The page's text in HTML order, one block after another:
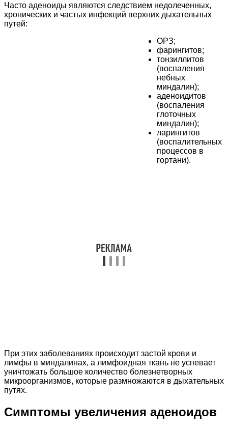
Часто аденоиды являются следствием недолеченных,
хронических и частых инфекций верхних дыхательных
путей:
ОРЗ;
фарингитов;
тонзиллитов
(воспаления
небных
миндалин);
аденоидитов
(воспаления
глоточных
миндалин);
ларингитов
(воспалительных
процессов в
гортани).
При этих заболеваниях происходит застой крови и
лимфы в миндалинах, а лимфоидная ткань не успевает
уничтожать большое количество болезнетворных
микроорганизмов, которые размножаются в дыхательных
путях.
Симптомы увеличения аденоидов